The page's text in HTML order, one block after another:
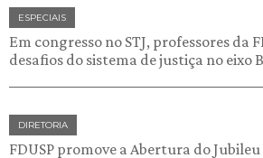
ESPECIAIS
Em congresso no STJ, professores da
desafios do sistema de justiça no eixo
DIRETORIA
FDUSP promove a Abertura do